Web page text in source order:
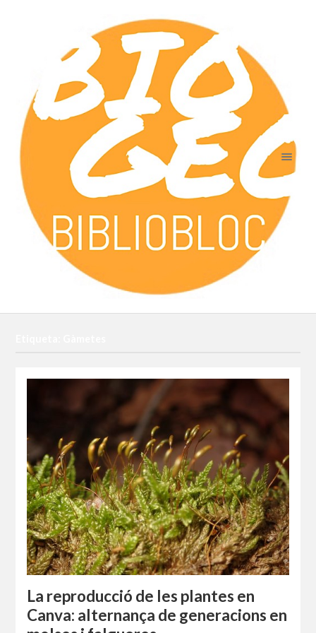
La reproducció de les plantes en
Canva: alternança de generacions en